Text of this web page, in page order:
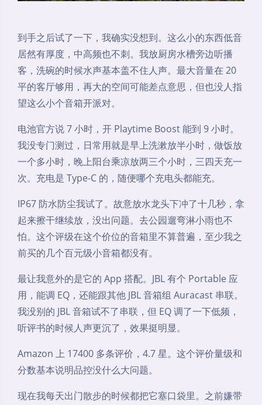
到手之后试了一下，我确实没想到。这么小的东西低音
居然有厚度，中高频也不刺。我放厨房水槽旁边听播
客，洗碗的时候水声基本盖不住人声。最大音量在 20
平的客厅够用，再大的空间可能差点意思，但也没人指
望这么小个音箱开派对。
电池官方说 7 小时，开 Playtime Boost 能到 9 小时。
我没专门测过，日常用就是早上洗漱放半小时，做饭放
一个多小时，晚上阳台乘凉放两三个小时，三四天充一
次。充电是 Type-C 的，随便哪个充电头都能充。
IP67 防水防尘我试了。故意放水龙头下冲了十几秒，拿
起来擦干继续放，没出问题。去公园遛弯淋小雨也不
怕。这个评级在这个价位的音箱里不算普遍，至少我之
前买的几个百元级小音箱都没有。
最让我意外的是它的 App 搭配。JBL 有个 Portable 应
用，能调 EQ，还能跟其他 JBL 音箱组 Auracast 串联。
我没别的 JBL 音箱试不了串联，但 EQ 调了一下低频，
听评书的时候人声更沉了，效果挺明显。
Amazon 上 17400 多条评价，4.7 星。这个评价量级和
分数基本说明品控没什么大问题。
现在我每天出门散步的时候都把它塞口袋里。之前嫌带